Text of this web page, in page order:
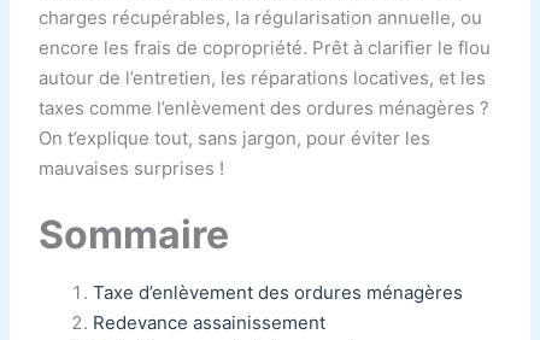
charges récupérables, la régularisation annuelle, ou
encore les frais de copropriété. Prêt à clarifier le flou
autour de l’entretien, les réparations locatives, et les
taxes comme l’enlèvement des ordures ménagères ?
On t’explique tout, sans jargon, pour éviter les
mauvaises surprises !
Sommaire
Taxe d’enlèvement des ordures ménagères
Redevance assainissement